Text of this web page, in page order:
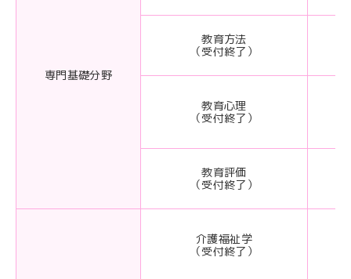
専門基礎分野
教育方法
（受付終了）
教育心理
（受付終了）
教育評価
（受付終了）
介護福祉学
（受付終了）